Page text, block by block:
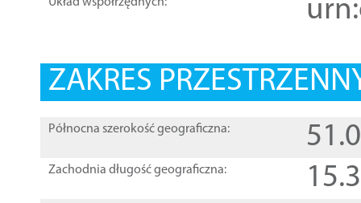
ZAKRES
Północna szerokość geograficzna:
Zachodnia długość geograficzna: